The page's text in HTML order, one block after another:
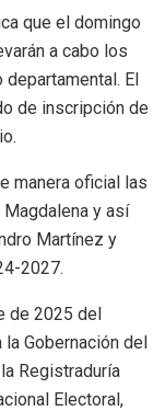
que el domingo
a cabo los
El
de inscripción de
manera oficial las
y así
Martínez y
2027.
de 2025 del
Gobernación del
Registraduría
Electoral,